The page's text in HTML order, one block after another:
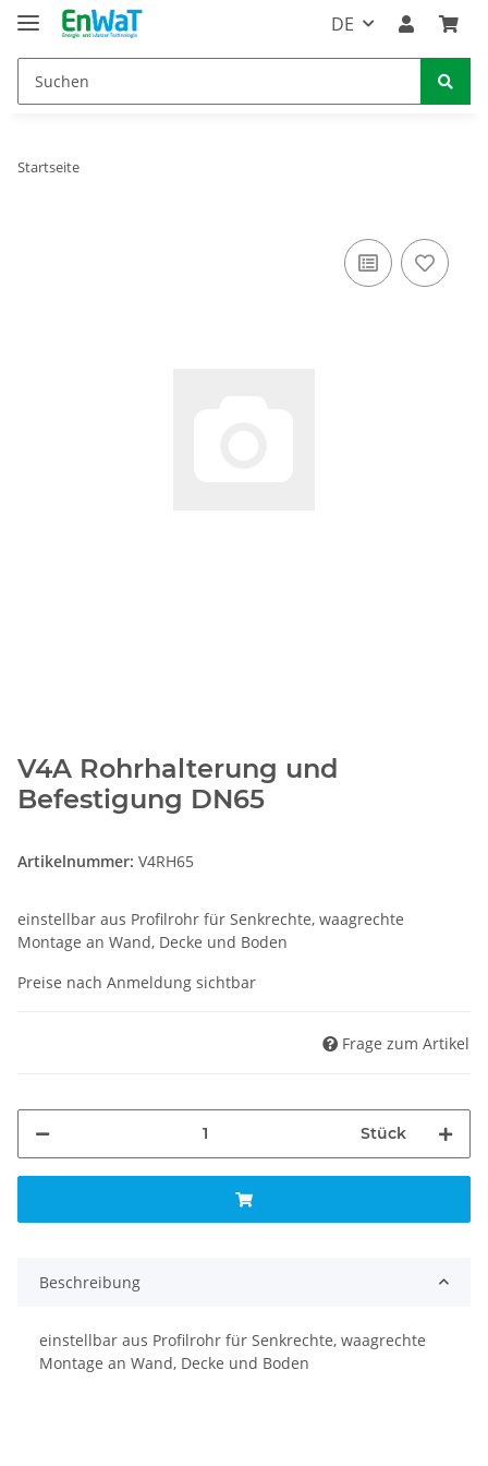
DE
Startseite
V4A Rohrhalterung und
Befestigung DN65
Artikelnummer: V4RH65
einstellbar aus Profilrohr für Senkrechte, waagrechte
Montage an Wand, Decke und Boden
Preise nach Anmeldung sichtbar
Frage zum Artikel
Stück
Beschreibung
einstellbar aus Profilrohr für Senkrechte, waagrechte
Montage an Wand, Decke und Boden